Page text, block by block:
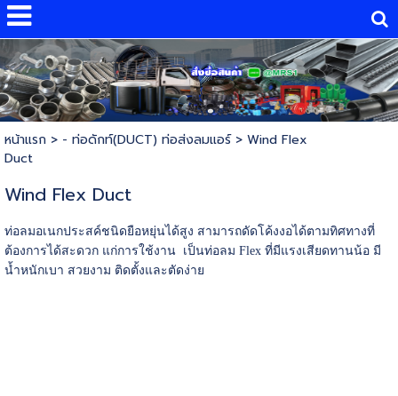
หน้าแรก> - ท่อดักท์(DUCT) ท่อส่งลมแอร์> Wind Flex
Duct
Wind Flex Duct
ท่อลมอเนกประสค์ชนิดยือหยุ่นได้สูง สามารถดัดโค้งงอได้ตามทิศทางที่
ต้องการได้สะดวก แก่การใช้งาน เป็นท่อลม Flex ที่มีแรงเสียดทานน้อ มี
น้ำหนักเบา สวยงาม ติดตั้งและตัดง่าย